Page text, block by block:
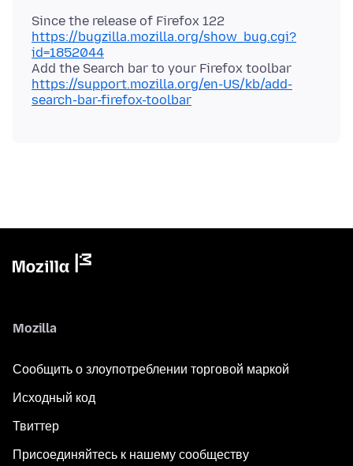
Since the release of Firefox 122
https://bugzilla.mozilla.org/show_bug.cgi?
id=1852044
Add the Search bar to your Firefox toolbar
https://support.mozilla.org/en-US/kb/add-
search-bar-firefox-toolbar
Mozilla
Сообщить о злоупотреблении торговой маркой
Исходный код
Твиттер
Присоединяйтесь к нашему сообществу